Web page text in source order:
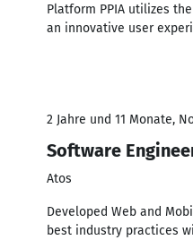
Platform PPIA utilizes
an innovative user
2 Jahre und 11 Monate,
Software
Atos
Developed Web and
best industry practices